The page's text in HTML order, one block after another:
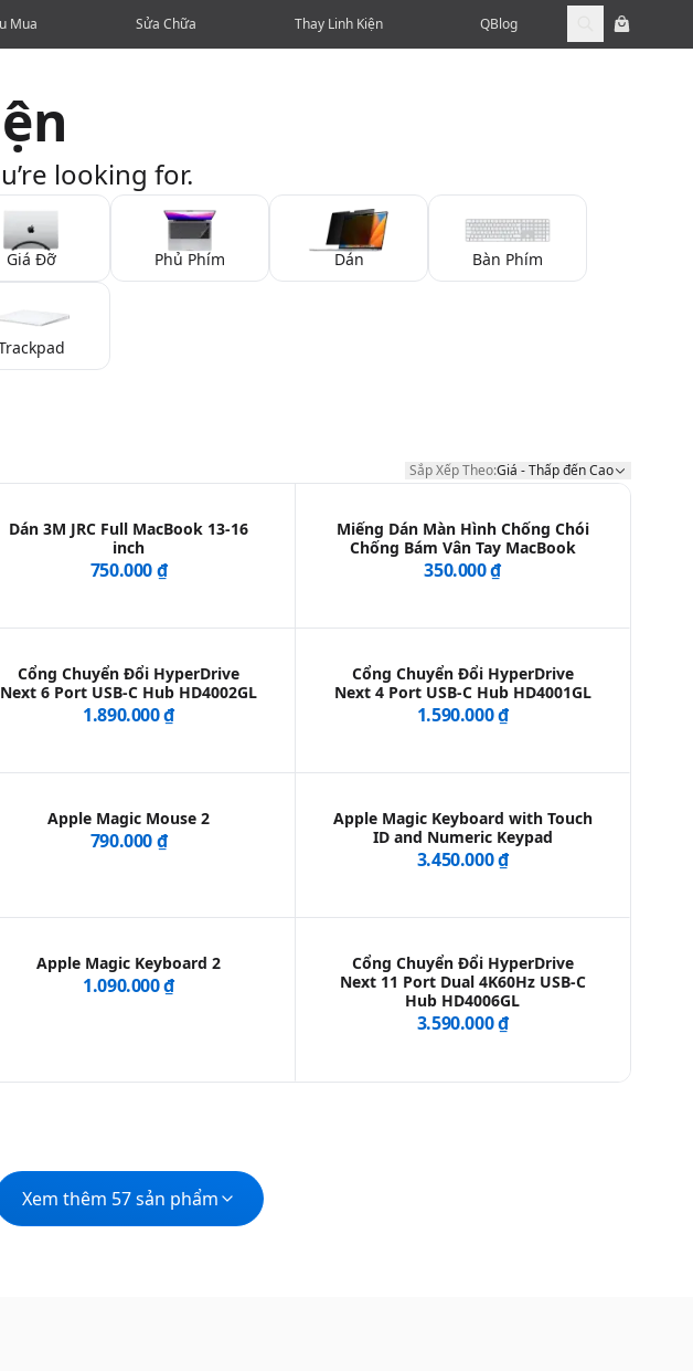
Mua Sửa Chữa Thay Linh Kiện QBlog
looking for.
Giá Đỡ Phủ Phím Dán Bàn Phím
Sắp Xếp Theo:
Sắp Xếp Theo:Giá - Thấp đến Cao
Dán 3M JRC Full MacBook 13-16
inch
750.000 ₫
Miếng Dán Màn Hình Chống Chói
Chống Bám Vân Tay MacBook
350.000 ₫
Cổng Chuyển Đổi HyperDrive
Next 6 Port USB-C Hub HD4002GL
1.890.000 ₫
Cổng Chuyển Đổi HyperDrive
Next 4 Port USB-C Hub HD4001GL
1.590.000 ₫
Apple Magic Mouse 2
790.000 ₫
Apple Magic Keyboard with Touch
ID and Numeric Keypad
3.450.000 ₫
Apple Magic Keyboard 2
1.090.000 ₫
Cổng Chuyển Đổi HyperDrive
Next 11 Port Dual 4K60Hz USB-C
Hub HD4006GL
3.590.000 ₫
Xem thêm 57 sản phẩm